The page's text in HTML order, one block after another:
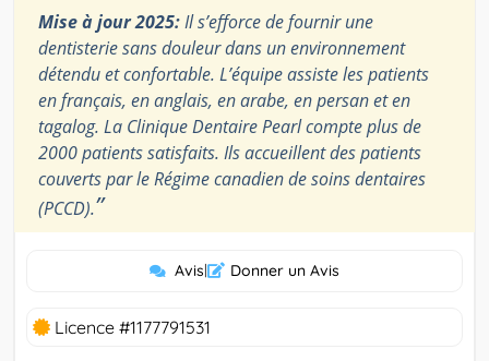
Mise à jour 2025:Il s’efforce de fournir une
dentisterie sans douleur dans un environnement
détendu et confortable. L’équipe assiste les patients
en français, en anglais, en arabe, en persan et en
tagalog. La Clinique Dentaire Pearl compte plus de
2000 patients satisfaits. Ils accueillent des patients
couverts par le Régime canadien de soins dentaires
(PCCD).”
Avis| Donner un Avis
Licence #1177791531